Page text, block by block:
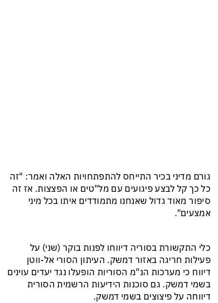
גורם מדיני בכיר התייחס להתפתחויות האלה ואמר: "זה
כל כך קל לבצע פיגועים עם מל"טים או הפצצות. אז זה
סיפור מאוד גדול שאנחנו מתמודדים איתו בכל מיני
אמצעים".
כלי התקשורת בסוריה דיווחו לפנות בוקר (שני) על
פעילות חריגה באזור דמשק. העיתון הסורי אל-ווטן
דיווח כי מערכות הנ"מ הסוריות הופעלו נגד יעדים עוינים
בשמי דמשק. גם סוכנות הידיעות הרשמית הסורית
דיווחה על פיצוצים בשמי דמשק.